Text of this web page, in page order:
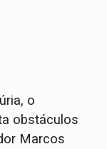
o
obstáculos
Marcos